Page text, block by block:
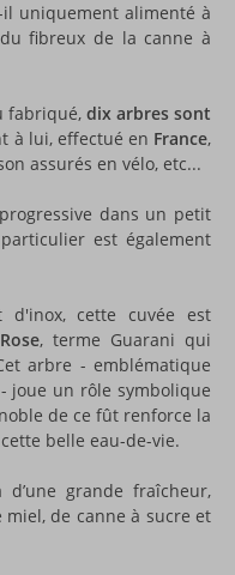
uniquement alimenté à
fibreux de la canne à
fabriqué, dix arbres sont
à lui, effectué en France,
assurés en vélo, etc...
dans un petit
est également
cette cuvée est
, terme Guarani qui
arbre - emblématique
joue un rôle symbolique
de ce fût renforce la
belle eau-de-vie.
grande fraîcheur,
de canne à sucre et